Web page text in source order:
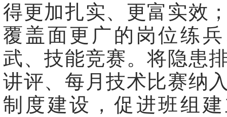
得更加扎实、更富实效
覆盖面更广的岗位练
武、技能竞赛。将隐患
讲评、每月技术比赛纳
制度建设，促进班组